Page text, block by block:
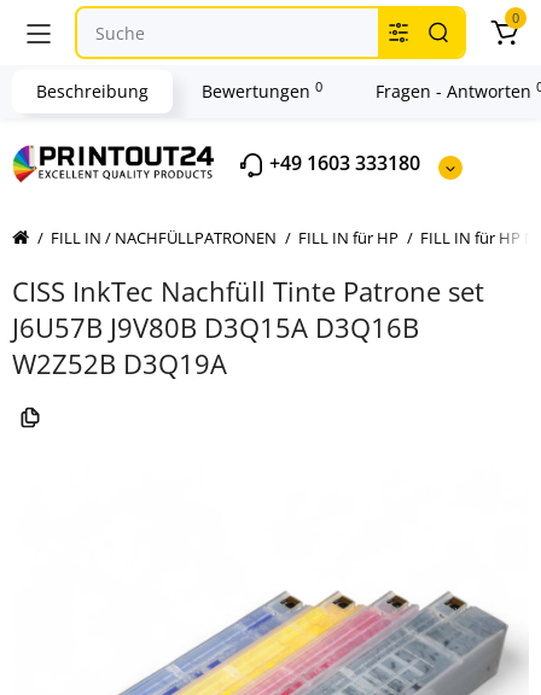
+49 1603 333180
0
FILL IN / NACHFÜLLPATRONEN FILL IN für HP FILL IN für HP
CISS InkTec Nachfüll Tinte Patrone set
J6U57B J9V80B D3Q15A D3Q16B
W2Z52B D3Q19A
Beschreibung Bewertungen 0 Fragen - Antworten